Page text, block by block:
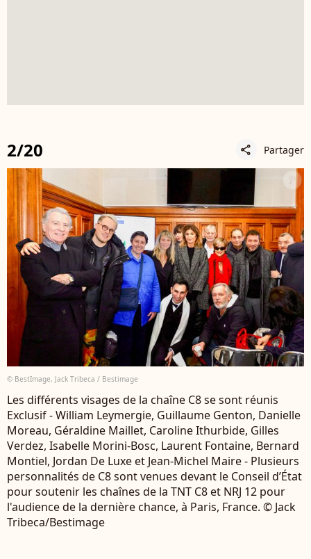
2/20 share Partager
© BestImage, Jack Tribeca / Bestimage
Les différents visages de la chaîne C8 se sont réunis
Exclusif - William Leymergie, Guillaume Genton, Danielle
Moreau, Géraldine Maillet, Caroline Ithurbide, Gilles
Verdez, Isabelle Morini-Bosc, Laurent Fontaine, Bernard
Montiel, Jordan De Luxe et Jean-Michel Maire - Plusieurs
personnalités de C8 sont venues devant le Conseil d’État
pour soutenir les chaînes de la TNT C8 et NRJ 12 pour
l'audience de la dernière chance, à Paris, France. © Jack
Tribeca/Bestimage